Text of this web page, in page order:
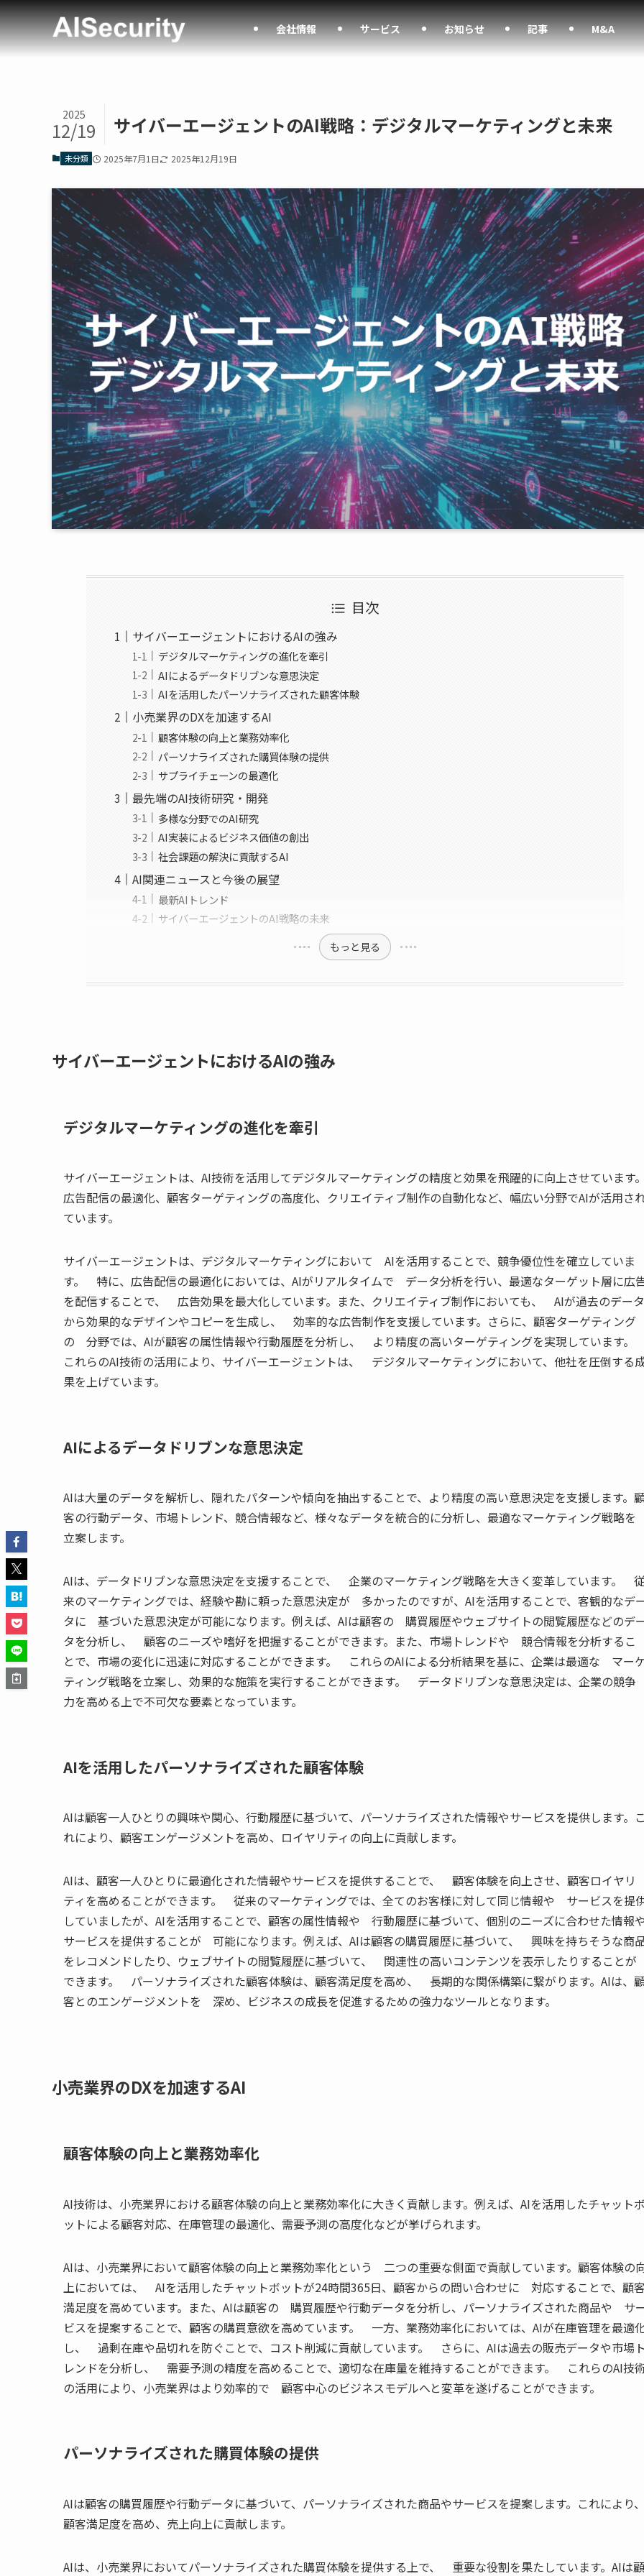
会社情報 サービス お知らせ 記事 M&A
サイバーエージェントのAI戦略：デジタルマーケティングと未来
2025
12/19
未分類 2025年7月1日 2025年12月19日
目次
サイバーエージェントにおけるAIの強み
デジタルマーケティングの進化を牽引
AIによるデータドリブンな意思決定
AIを活用したパーソナライズされた顧客体験
小売業界のDXを加速するAI
顧客体験の向上と業務効率化
パーソナライズされた購買体験の提供
サプライチェーンの最適化
最先端のAI技術研究・開発
多様な分野でのAI研究
AI実装によるビジネス価値の創出
社会課題の解決に貢献するAI
AI関連ニュースと今後の展望
最新AIトレンド
サイバーエージェントのAI戦略の未来
もっと見る
サイバーエージェントにおけるAIの強み
デジタルマーケティングの進化を牽引
サイバーエージェントは、AI技術を活用してデジタルマーケティングの精度と効果を飛躍的に向上させています。
広告配信の最適化、顧客ターゲティングの高度化、クリエイティブ制作の自動化など、幅広い分野でAIが活用さ
ています。
サイバーエージェントは、デジタルマーケティングにおいて AIを活用することで、競争優位性を確立していま
す。 特に、広告配信の最適化においては、AIがリアルタイムで データ分析を行い、最適なターゲット層に広
を配信することで、 広告効果を最大化しています。また、クリエイティブ制作においても、 AIが過去のデータ
から効果的なデザインやコピーを生成し、 効率的な広告制作を支援しています。さらに、顧客ターゲティング
の 分野では、AIが顧客の属性情報や行動履歴を分析し、 より精度の高いターゲティングを実現しています。
これらのAI技術の活用により、サイバーエージェントは、 デジタルマーケティングにおいて、他社を圧倒する
果を上げています。
AIによるデータドリブンな意思決定
AIは大量のデータを解析し、隠れたパターンや傾向を抽出することで、より精度の高い意思決定を支援します。
客の行動データ、市場トレンド、競合情報など、様々なデータを統合的に分析し、最適なマーケティング戦略を
立案します。
AIは、データドリブンな意思決定を支援することで、 企業のマーケティング戦略を大きく変革しています。 従
来のマーケティングでは、経験や勘に頼った意思決定が 多かったのですが、AIを活用することで、客観的なデ
タに 基づいた意思決定が可能になります。例えば、AIは顧客の 購買履歴やウェブサイトの閲覧履歴などのデ
タを分析し、 顧客のニーズや嗜好を把握することができます。また、市場トレンドや 競合情報を分析するこ
とで、市場の変化に迅速に対応することができます。 これらのAIによる分析結果を基に、企業は最適な マー
ティング戦略を立案し、効果的な施策を実行することができます。 データドリブンな意思決定は、企業の競争
力を高める上で不可欠な要素となっています。
AIを活用したパーソナライズされた顧客体験
AIは顧客一人ひとりの興味や関心、行動履歴に基づいて、パーソナライズされた情報やサービスを提供します。こ
れにより、顧客エンゲージメントを高め、ロイヤリティの向上に貢献します。
AIは、顧客一人ひとりに最適化された情報やサービスを提供することで、 顧客体験を向上させ、顧客ロイヤリ
ティを高めることができます。 従来のマーケティングでは、全てのお客様に対して同じ情報や サービスを提
していましたが、AIを活用することで、顧客の属性情報や 行動履歴に基づいて、個別のニーズに合わせた情報や
サービスを提供することが 可能になります。例えば、AIは顧客の購買履歴に基づいて、 興味を持ちそうな商
をレコメンドしたり、ウェブサイトの閲覧履歴に基づいて、 関連性の高いコンテンツを表示したりすることが
できます。 パーソナライズされた顧客体験は、顧客満足度を高め、 長期的な関係構築に繋がります。AIは、
客とのエンゲージメントを 深め、ビジネスの成長を促進するための強力なツールとなります。
小売業界のDXを加速するAI
顧客体験の向上と業務効率化
AI技術は、小売業界における顧客体験の向上と業務効率化に大きく貢献します。例えば、AIを活用したチャットボ
ットによる顧客対応、在庫管理の最適化、需要予測の高度化などが挙げられます。
AIは、小売業界において顧客体験の向上と業務効率化という 二つの重要な側面で貢献しています。顧客体験の
上においては、 AIを活用したチャットボットが24時間365日、顧客からの問い合わせに 対応することで、顧客
満足度を高めています。また、AIは顧客の 購買履歴や行動データを分析し、パーソナライズされた商品や サ
ビスを提案することで、顧客の購買意欲を高めています。 一方、業務効率化においては、AIが在庫管理を最適
し、 過剰在庫や品切れを防ぐことで、コスト削減に貢献しています。 さらに、AIは過去の販売データや市場ト
レンドを分析し、 需要予測の精度を高めることで、適切な在庫量を維持することができます。 これらのAI技
の活用により、小売業界はより効率的で 顧客中心のビジネスモデルへと変革を遂げることができます。
パーソナライズされた購買体験の提供
AIは顧客の購買履歴や行動データに基づいて、パーソナライズされた商品やサービスを提案します。これにより、
顧客満足度を高め、売上向上に貢献します。
AIは、小売業界においてパーソナライズされた購買体験を提供する上で、 重要な役割を果たしています。AIは顧